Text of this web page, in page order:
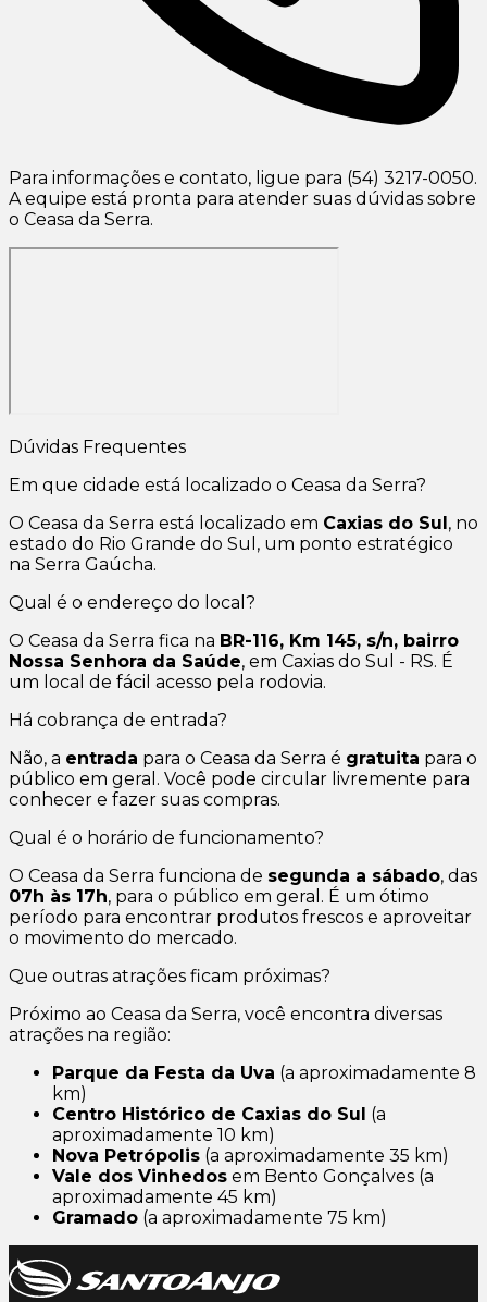
Para informações e contato, ligue para (54) 3217-0050.
A equipe está pronta para atender suas dúvidas sobre
o Ceasa da Serra.
Dúvidas Frequentes
Em que cidade está localizado o Ceasa da Serra?
O Ceasa da Serra está localizado em Caxias do Sul , no
estado do Rio Grande do Sul, um ponto estratégico
na Serra Gaúcha.
Qual é o endereço do local?
O Ceasa da Serra fica na BR-116, Km 145, s/n, bairro
Nossa Senhora da Saúde, em Caxias do Sul - RS. É
um local de fácil acesso pela rodovia.
Há cobrança de entrada?
Não, a entrada para o Ceasa da Serra é gratuita para o
público em geral. Você pode circular livremente para
conhecer e fazer suas compras.
Qual é o horário de funcionamento?
O Ceasa da Serra funciona de segunda a sábado, das
07h às 17h, para o público em geral. É um ótimo
período para encontrar produtos frescos e aproveitar
o movimento do mercado.
Que outras atrações ficam próximas?
Próximo ao Ceasa da Serra, você encontra diversas
atrações na região:
Parque da Festa da Uva (a aproximadamente 8
km)
Centro Histórico de Caxias do Sul (a
aproximadamente 10 km)
Nova Petrópolis (a aproximadamente 35 km)
Vale dos Vinhedos em Bento Gonçalves (a
aproximadamente 45 km)
Gramado (a aproximadamente 75 km)